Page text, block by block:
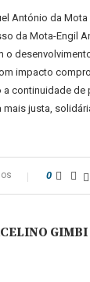
António da
da Mota-Engil
o
impacto
continuidade de
justa,
0
GIMBI